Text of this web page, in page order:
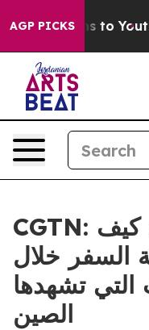
AGP PICKS
Harms to Youth
CGTN: أكثر من مجرد رحلة: كيف
السفر خلال
التي تشهدها
الصين